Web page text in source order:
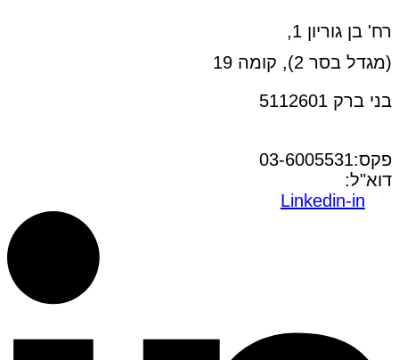
רח' בן גוריון 1,
(מגדל בסר 2), קומה 19
בני ברק 5112601
פקס:03-6005531
דוא"ל:
Linkedin-in